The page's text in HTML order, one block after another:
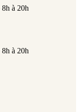
à 20h
à 20h